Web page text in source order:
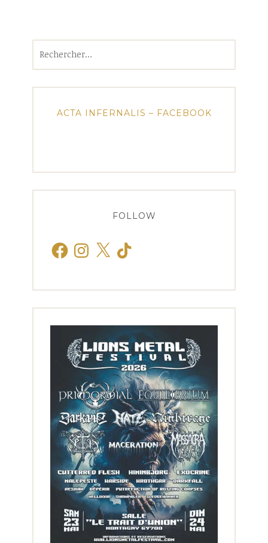
ACTA INFERNALIS – FACEBOOK
FOLLOW
FacebookInstagram
X TikTok